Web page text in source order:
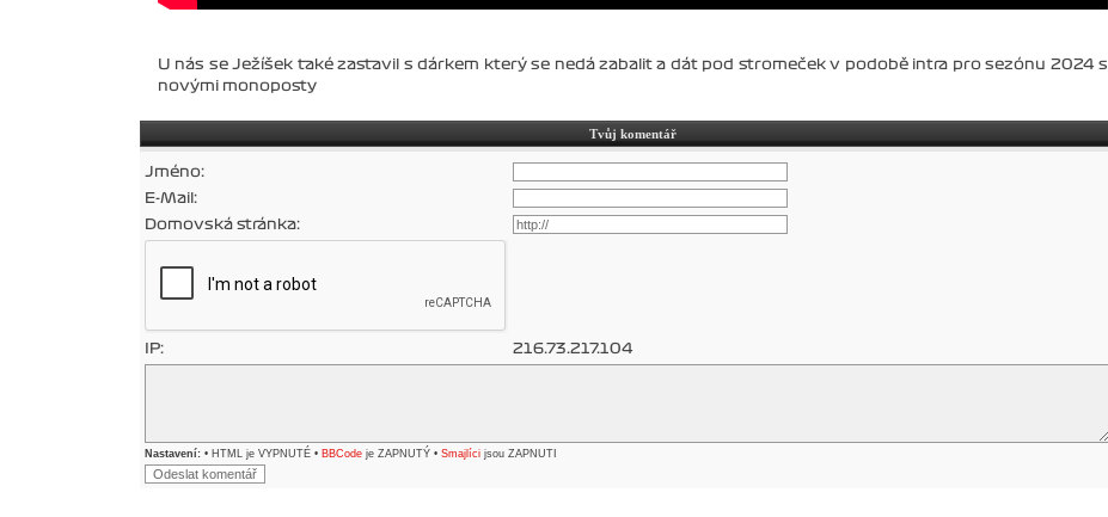
U nás se Ježíšek také zastavil s dárkem který se nedá zabalit a dát pod stromeček v podobě intra pro sezónu 2024 s
novými monoposty
Tvůj komentář
Jméno:
E-Mail:
Domovská stránka:
IP: 216.73.217.104
Nastavení: • HTML je VYPNUTÉ • BBCode je ZAPNUTÝ • Smajlíci jsou ZAPNUTI